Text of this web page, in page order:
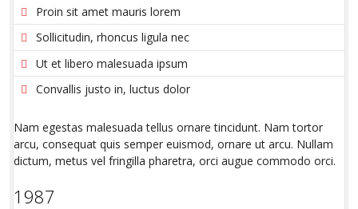
Proin sit amet mauris lorem
Sollicitudin, rhoncus ligula nec
Ut et libero malesuada ipsum
Convallis justo in, luctus dolor
Nam egestas malesuada tellus ornare tincidunt. Nam tortor
arcu, consequat quis semper euismod, ornare ut arcu. Nullam
dictum, metus vel fringilla pharetra, orci augue commodo orci.
1987